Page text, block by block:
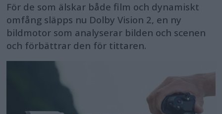
För de som älskar både film och dynamiskt
omfång släpps nu Dolby Vision 2, en ny
bildmotor som analyserar bilden och scenen
och förbättrar den för tittaren.